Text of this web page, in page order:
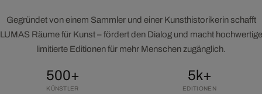
Gegründet von einem Sammler und einer Kunsthistorikerin schafft
LUMAS Räume für Kunst – fördert den Dialog und macht hochwertige
limitierte Editionen für mehr Menschen zugänglich.
500+
KÜNSTLER
5k+
EDITIONEN